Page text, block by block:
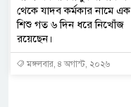
থেকে যাদব কর্মকার নামে
শিশু গত ৬ দিন ধরে নিখোঁজ
রয়েছেন।
মঙ্গলবার, ৪ অগাস্ট, ২০২৬